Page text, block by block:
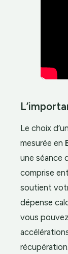
Le choix
mesurée en
une séance
comprise
soutient
dépense
vous
récupération.